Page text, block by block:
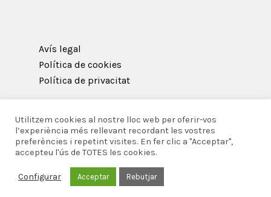
Avís legal
Política de cookies
Política de privacitat
© 2026 Acadèmia Catalana de Gastronomia i
Nutrició.
Utilitzem cookies al nostre lloc web per oferir-vos
l’experiència més rellevant recordant les vostres
preferències i repetint visites. En fer clic a "Acceptar",
accepteu l'ús de TOTES les cookies.
Configurar Acceptar Rebutjar